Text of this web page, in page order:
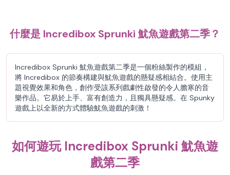
什麼是 Incredibox Sprunki 魷魚遊戲第二季？
Incredibox Sprunki 魷魚遊戲第二季是一個粉絲製作的模組，
將 Incredibox 的節奏構建與魷魚遊戲的懸疑感相結合。使用主
題視覺效果和角色，創作受該系列戲劇性啟發的令人膽寒的音
樂作品。它易於上手、富有創造力，且獨具懸疑感。在 Spunky
遊戲上以全新的方式體驗魷魚遊戲的刺激！
如何遊玩 Incredibox Sprunki 魷魚遊
戲第二季